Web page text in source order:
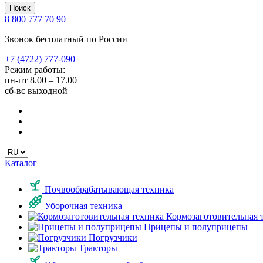
Поиск
8 800 777 70 90
Звонок бесплатный по России
+7 (4722) 777-090
Режим работы:
пн-пт 8.00 – 17.00
сб-вс выходной
Каталог
Почвообрабатывающая техника
Уборочная техника
Кормозаготовительная
Прицепы и полуприцепы
Погрузчики
Тракторы